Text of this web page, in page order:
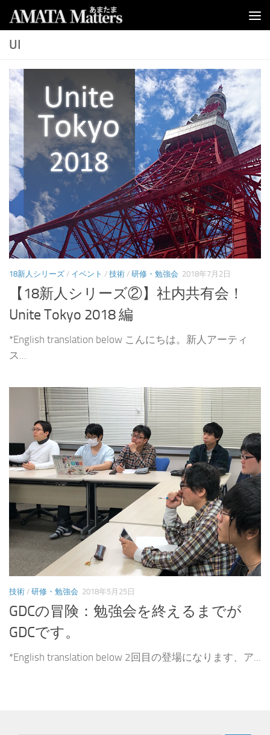
コンテンツへスキップ
UI
18新人シリーズ / イベント / 技術 / 研修・勉強会 2018年7月2日
【18新人シリーズ②】社内共有会！
Unite Tokyo 2018 編
*English translation below こんにちは。新人アーティ
ス...
技術 / 研修・勉強会 2018年5月25日
GDCの冒険：勉強会を終えるまでが
GDCです。
*English translation below 2回目の登場になります、ア...